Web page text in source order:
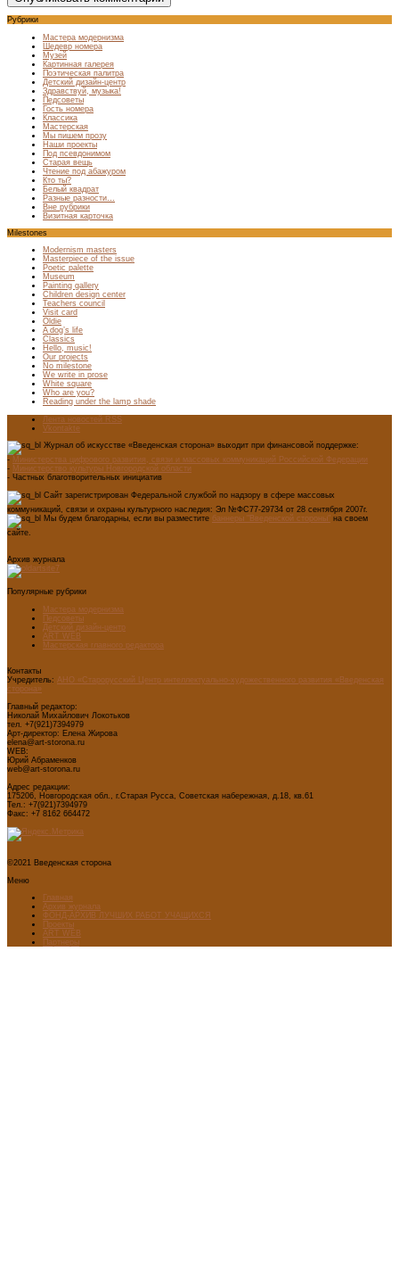
Рубрики
Мастера модернизма
Шедевр номера
Музей
Картинная галерея
Поэтическая палитра
Детский дизайн-центр
Здравствуй, музыка!
Педсоветы
Гость номера
Классика
Мастерская
Мы пишем прозу
Наши проекты
Под псевдонимом
Старая вещь
Чтение под абажуром
Кто ты?
Белый квадрат
Разные разности…
Вне рубрики
Визитная карточка
Milestones
Modernism masters
Masterpiece of the issue
Poetic palette
Museum
Painting gallery
Children design center
Teachers council
Visit card
Oldie
A dog’s life
Classics
Hello, music!
Our projects
No milestone
We write in prose
White square
Who are you?
Reading under the lamp shade
Лента новостей RSS
Vkontakte
Журнал об искусстве «Введенская сторона» выходит при финансовой поддержке:
- Министерства цифрового развития, связи и массовых коммуникаций Российской Федерации
- Министерство культуры Новгородской области
- Частных благотворительных инициатив
Сайт зарегистрирован Федеральной службой по надзору в сфере массовых
коммуникаций, связи и охраны культурного наследия: Эл №ФС77-29734 от 28 сентября 2007г.
Мы будем благодарны, если вы разместите баннеры "Введенской стороны" на своем
сайте.
Архив журнала
Популярные рубрики
Мастера модернизма
Педсоветы
Детский дизайн-центр
ART WEB
Мастерская главного редактора
Контакты
Учредитель: АНО «Старорусский Центр интеллектуально-художественного развития «Введенская
сторона»
Главный редактор:
Николай Михайлович Локотьков
тел. +7(921)7394979
Арт-директор: Елена Жирова
elena@art-storona.ru
WEB:
Юрий Абраменков
web@art-storona.ru
Адрес редакции:
175206, Новгородская обл., г.Старая Русса, Советская набережная, д.18, кв.61
Тел.: +7(921)7394979
Факс: +7 8162 664472
©2021 Введенская сторона
Меню
Главная
Архив журнала
ФОНД-АРХИВ ЛУЧШИХ РАБОТ УЧАЩИХСЯ
Проекты
ART WEB
Партнеры